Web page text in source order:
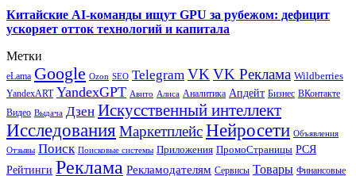
Китайские AI-команды ищут GPU за рубежом: дефицит
ускоряет отток технологий и капитала
Метки
eLama Google Ozon SEO Telegram VK VK Реклама Wildberries
YandexART YandexGPT Авито Алиса Аналитика Апдейт Бизнес ВКонтакте
Видео Выдача Дзен Искусственный интеллект
Исследования МаркетплейсНейросети Объявления
Отзывы Поиск Поисковые системы Приложения ПромоСтраницы РСЯ
Рейтинги Реклама Рекламодателям Сервисы Товары Финансовые